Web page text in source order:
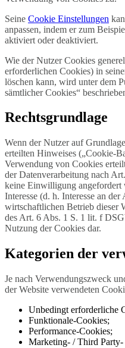
Seine Cookie Einstellungen
anpassen, indem er zum
aktiviert oder deaktiviert.
Wie der Nutzer Cookies
erforderlichen Cookies) in
löschen kann, wird unter dem
sämtlicher Cookies“
Rechtsgrundlage
Wenn der Nutzer auf
erteilten Hinweises („Cookie-
Verwendung von Cookies
der Datenverarbeitung nach
keine Einwilligung angefordert
Interesse (d. h. Interesse an
wirtschaftlichen Betrieb dieser
des Art. 6 Abs. 1 S. 1 lit. f
Nutzung der Cookies dar.
Kategorien der
Je nach Verwendungszweck
der Website verwendeten
Unbedingt erforderliche
Funktionale-Cookies;
Performance-Cookies;
Marketing- / Third